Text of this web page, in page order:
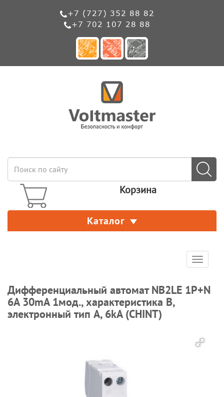
+7 (727) 352 88 82
+7 702 107 28 88
Корзина
Каталог
Toggle
Дифференциальный автомат NB2LE 1P+N
6A 30mA 1мод., характеристика B,
электронный тип A, 6kA (CHINT)